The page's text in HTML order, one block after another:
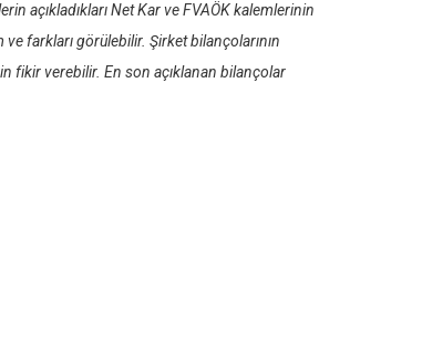
açıkladıkları Net Kar ve FVAÖK kalemlerinin
farkları görülebilir. Şirket bilançolarının
fikir verebilir. En son açıklanan bilançolar